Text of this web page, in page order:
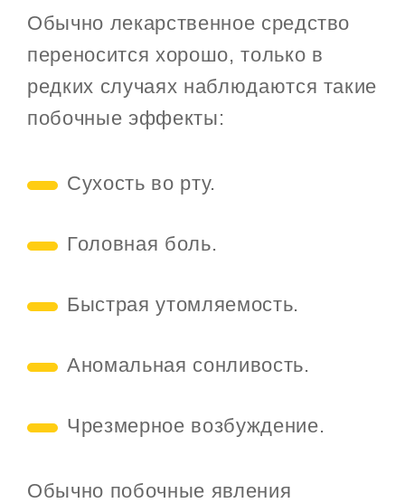
Обычно лекарственное средство
переносится хорошо, только в
редких случаях наблюдаются такие
побочные эффекты:
Сухость во рту.
Головная боль.
Быстрая утомляемость.
Аномальная сонливость.
Чрезмерное возбуждение.
Обычно побочные явления